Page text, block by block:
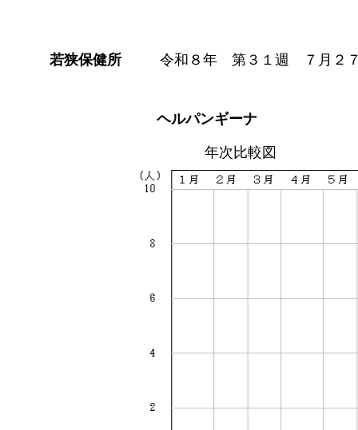
若狭保健所 令和８年 第３１週 ７月２
ヘルパンギーナ
年次比較図